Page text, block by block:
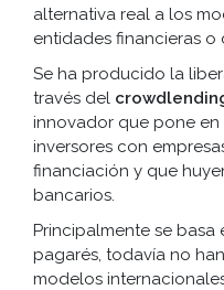
alternativa real a los
entidades financieras o
Se ha producido la
través del
innovador que pone
inversores con
financiación y que
bancarios.
Principalmente se
pagarés, todavía no
modelos